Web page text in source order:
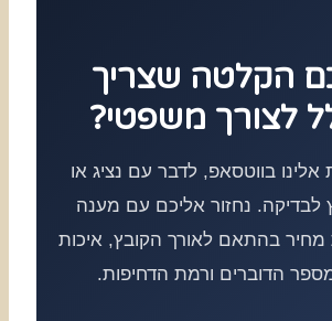
הקלטה שצריך
לצורך משפטי?
בווטסאפ, לדבר עם נציג או
לבדיקה. נחזור אליכם עם מענה
מחיר בהתאם לאורך הקובץ, איכות
הדוברים ורמת הדחיפות.